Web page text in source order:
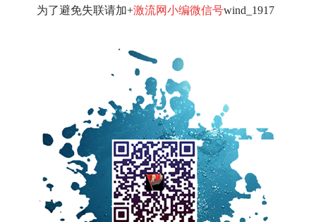
为了避免失联请加+激流网小编微信号wind_1917